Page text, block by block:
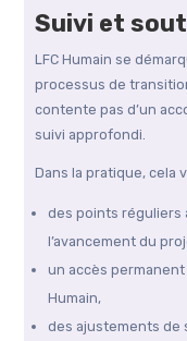
Suivi et
LFC Humain se
processus de
contente pas d’un
suivi approfondi.
Dans la pratique, cela
des points réguliers
l’avancement du
un accès
Humain,
des ajustements de